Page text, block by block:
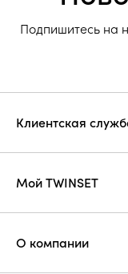
Подпишитесь на
Клиентская
Мой TWINSET
О компании